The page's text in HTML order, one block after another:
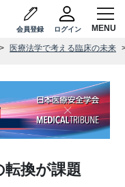
会員登録 ログイン
医療法学で考える臨床の未来
換が課題